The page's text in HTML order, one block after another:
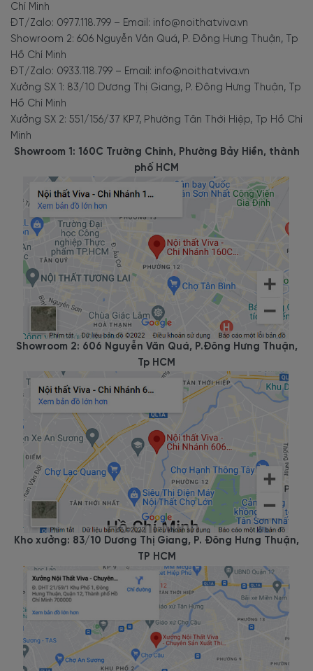
Chí Minh
ĐT/Zalo: 0977.118.799 – Email: info@noithatviva.vn
Showroom 2: 606 Nguyễn Văn Quá, P. Đông Hưng Thuận, Tp
Hồ Chí Minh
ĐT/Zalo: 0933.118.799 – Email: info@noithatviva.vn
Xưởng SX 1: 83/10 Dương Thị Giang, P. Đông Hưng Thuận, Tp
Hồ Chí Minh
Xưởng SX 2: 551/156/37 KP7, Phường Tân Thới Hiệp, Tp Hồ Chí
Minh
Showroom 1: 160C Trường Chinh, Phường Bảy Hiền, thành
phố HCM
Showroom 2: 606 Nguyễn Văn Quá, P.Đông Hưng Thuận,
Tp HCM
Kho xưởng: 83/10 Dương Thị Giang, P. Đông Hưng Thuận,
TP HCM